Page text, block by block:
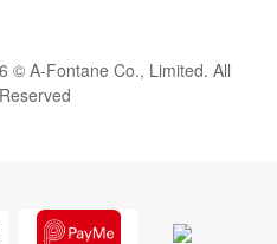
© A-Fontane Co., Limited. All